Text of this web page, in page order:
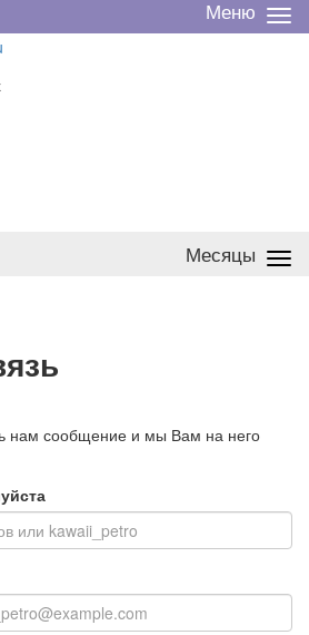
/
Меню
Месяцы
нам сообщение и мы Вам на него